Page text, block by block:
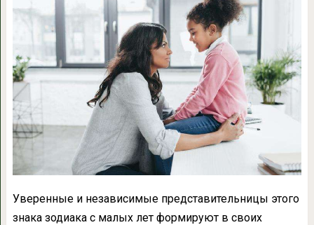
Уверенные и независимые представительницы этого
знака зодиака с малых лет формируют в своих